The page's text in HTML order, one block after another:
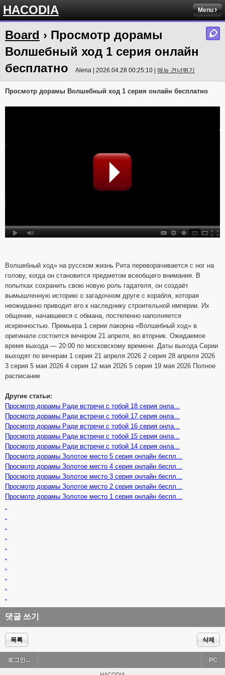
HACODIA Menu
Board › Просмотр дорамы
Волшебный ход 1 серия онлайн
бесплатно
Alena | 2026.04.28 00:25:10 | 메뉴 건너뛰기
Просмотр дорамы Волшебный ход 1 серия онлайн бесплатно
Волшебный ход» на русском жизнь Рита переворачивается с ног на
голову, когда он становится предметом всеобщего внимания. В
попытках сохранить свою новую роль гадателя, он создаёт
вымышленную историю о загадочном друге с корабля, которая
неожиданно приводит его к наследнику строительной империи. Их
общение, начавшееся с обмана, постепенно наполняется
искренностью. Премьера 1 серии лакорна «Волшебный ход» в
оригинале состоится вечером 21 апреля, во вторник. Ожидаемое
время выхода — 20:00 по московскому времени. Даты выхода Серии
выходят по вечерам 1 серия 21 апреля 2026 2 серия 28 апреля 2026
3 серия 5 мая 2026 4 серия 12 мая 2026 5 серия 19 мая 2026 Полное
расписание
Другие статьи:
Просмотр дорамы Ради встречи с тобой 18 серия онла...
Просмотр дорамы Ради встречи с тобой 17 серия онла...
Просмотр дорамы Ради встречи с тобой 16 серия онла...
Просмотр дорамы Ради встречи с тобой 15 серия онла...
Просмотр дорамы Ради встречи с тобой 14 серия онла...
Просмотр дорамы Золотое место 5 серия онлайн беспл...
Просмотр дорамы Золотое место 4 серия онлайн беспл...
Просмотр дорамы Золотое место 3 серия онлайн беспл...
Просмотр дорамы Золотое место 2 серия онлайн беспл...
Просмотр дорамы Золотое место 1 серия онлайн беспл...
.
.
.
.
.
.
.
.
.
.
댓글 쓰기
목록 삭제
로그인... PC